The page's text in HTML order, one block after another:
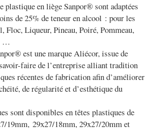
plastique en liège Sanpor®sont adaptées
de 25% de teneur en alcool : pour les
Floc, Liqueur, Pineau, Poiré, Pommeau,
…
est une marque Aliécor, issue de
faire de l’entreprise alliant tradition
récentes de fabrication afin d’améliorer
de régularité et d’esthétique du
sont disponibles en têtes plastiques de
19mm, 29x27/18mm,29x27/20mm et